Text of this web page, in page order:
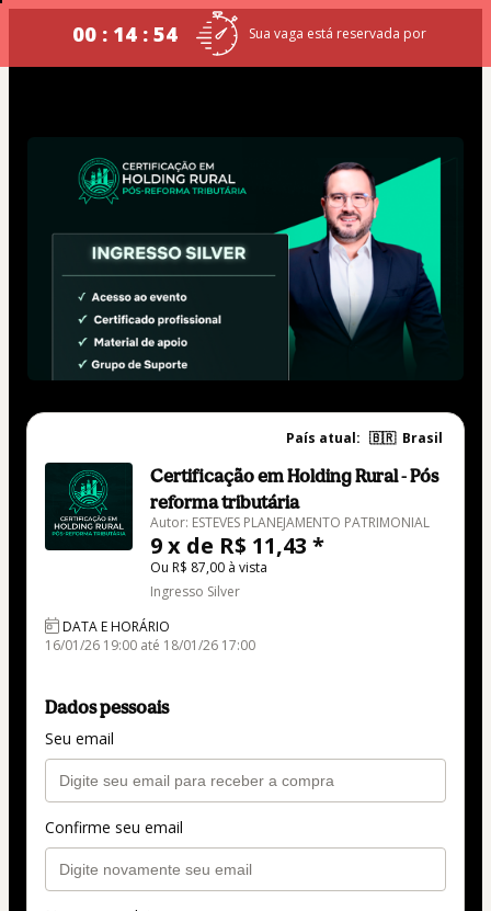
00 : 14 : 54 Sua vaga está reservada por
País atual: 🇧🇷 Brasil
Certificação em Holding Rural - Pós
reforma tributária
Autor: ESTEVES PLANEJAMENTO PATRIMONIAL
9 x de R$ 11,43 *
Ou R$ 87,00 à vista
Ingresso Silver
DATA E HORÁRIO
16/01/26 19:00 até 18/01/26 17:00
Dados pessoais
Seu email
Confirme seu email